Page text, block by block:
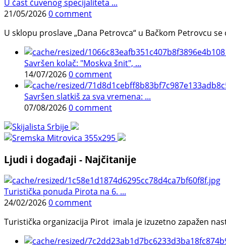
U čast čuvenog specijaliteta ...
21/05/20260 comment
U sklopu proslave „Dana Petrovca“ u Bačkom Petrovcu
Savršen kolač: "Moskva šnit", ...
14/07/20260 comment
Savršen slatkiš za sva vremena: ...
07/08/20260 comment
Ljudi i događaji - Najčitanije
Turistička ponuda Pirota na 6. ...
24/02/20260 comment
Turistička organizacija Pirot imala je izuzetno zapažen